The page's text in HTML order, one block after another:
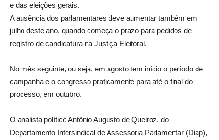
e das eleições gerais.
A ausência dos parlamentares deve aumentar também em
julho deste ano, quando começa o prazo para pedidos de
registro de candidatura na Justiça Eleitoral.
No mês seguinte, ou seja, em agosto tem início o período de
campanha e o congresso praticamente para até o final do
processo, em outubro.
O analista político Antônio Augusto de Queiroz, do
Departamento Intersindical de Assessoria Parlamentar (Diap),